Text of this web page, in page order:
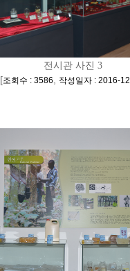
전시관 사진 3
[조회수 : 3586 작성일자 : 2016-